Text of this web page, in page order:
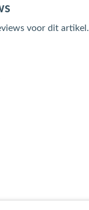
voor dit artikel.